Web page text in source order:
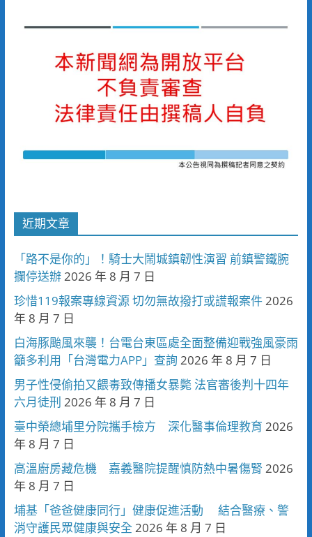
近期文章
「路不是你的」！騎士大鬧城鎮韌性演習 前鎮警鐵腕
攔停送辦2026 年 8 月 7 日
珍惜119報案專線資源 切勿無故撥打或謊報案件2026
年 8 月 7 日
白海豚颱風來襲！台電台東區處全面整備迎戰強風豪雨
籲多利用「台灣電力APP」查詢 2026 年 8 月 7 日
男子性侵偷拍又餵毒致傳播女暴斃 法官審後判十四年
六月徒刑 2026 年 8 月 7 日
臺中榮總埔里分院攜手檢方 深化醫事倫理教育 2026
年 8 月 7 日
高溫廚房藏危機 嘉義醫院提醒慎防熱中暑傷腎 2026
年 8 月 7 日
埔基「爸爸健康同行」健康促進活動 結合醫療、警
消守護民眾健康與安全 2026 年 8 月 7 日